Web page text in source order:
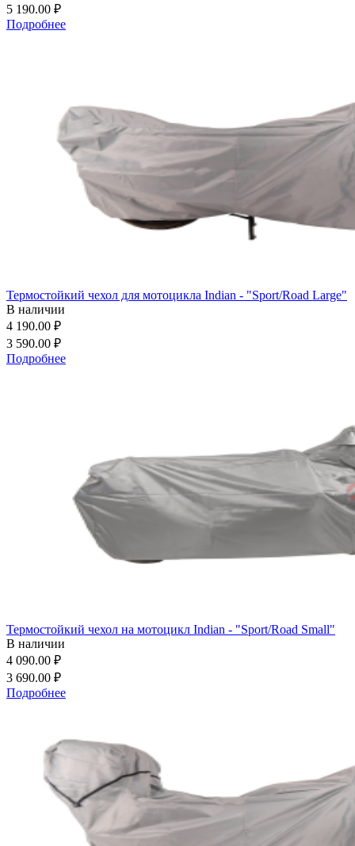
5 190.00 ₽
Подробнее
Термостойкий чехол для мотоцикла Indian - "Sport/Road Large"
В наличии
4 190.00 ₽
3 590.00 ₽
Подробнее
Термостойкий чехол на мотоцикл Indian - "Sport/Road Small"
В наличии
4 090.00 ₽
3 690.00 ₽
Подробнее